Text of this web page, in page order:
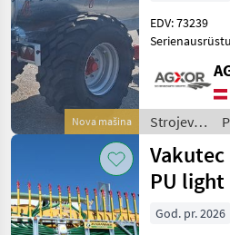
Nova mašina
EDV: 73239
selbsttragender,
Ø 1400 mm -
Strojevi
za
đubrenje,
gnojenje i
/ Vakutec
Vakutec
PU light
God. pr. 2026